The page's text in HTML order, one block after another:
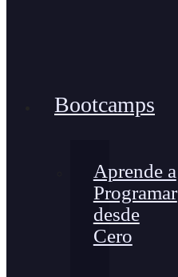
Bootcamps
Aprende a
Programar
desde
Cero